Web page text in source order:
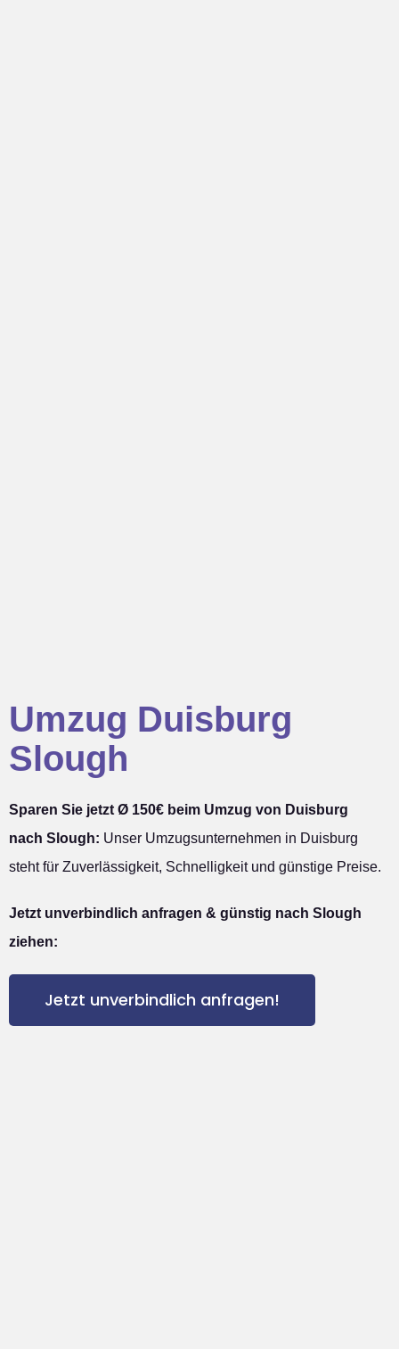
Umzug Duisburg
Slough
Sparen Sie jetzt Ø 150€ beim Umzug von Duisburg
nach Slough: Unser Umzugsunternehmen in Duisburg
steht für Zuverlässigkeit, Schnelligkeit und günstige Preise.
Jetzt unverbindlich anfragen & günstig nach Slough
ziehen:
Jetzt unverbindlich anfragen!